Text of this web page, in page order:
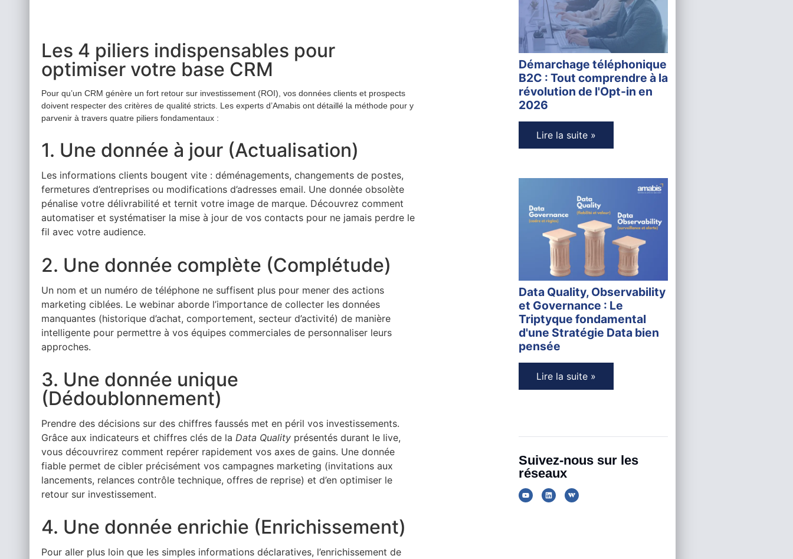
Les 4 piliers indispensables pour
optimiser votre base CRM
Pour qu’un CRM génère un fort retour sur investissement (ROI), vos données clients et prospects
doivent respecter des critères de qualité stricts. Les experts d’Amabis ont détaillé la méthode pour y
parvenir à travers quatre piliers fondamentaux :
1. Une donnée à jour (Actualisation)
Les informations clients bougent vite : déménagements, changements de postes,
fermetures d’entreprises ou modifications d’adresses email. Une donnée obsolète
pénalise votre délivrabilité et ternit votre image de marque. Découvrez comment
automatiser et systématiser la mise à jour de vos contacts pour ne jamais perdre le
fil avec votre audience.
2. Une donnée complète (Complétude)
Un nom et un numéro de téléphone ne suffisent plus pour mener des actions
marketing ciblées. Le webinar aborde l’importance de collecter les données
manquantes (historique d’achat, comportement, secteur d’activité) de manière
intelligente pour permettre à vos équipes commerciales de personnaliser leurs
approches.
3. Une donnée unique
(Dédoublonnement)
Prendre des décisions sur des chiffres faussés met en péril vos investissements.
Grâce aux indicateurs et chiffres clés de la Data Quality présentés durant le live,
vous découvrirez comment repérer rapidement vos axes de gains. Une donnée
fiable permet de cibler précisément vos campagnes marketing (invitations aux
lancements, relances contrôle technique, offres de reprise) et d’en optimiser le
retour sur investissement.
4. Une donnée enrichie (Enrichissement)
Pour aller plus loin que les simples informations déclaratives, l’enrichissement de
Démarchage téléphonique
B2C : Tout comprendre à la
révolution de l'Opt-in en
2026
Lire la suite »
Data Quality, Observability
et Governance : Le
Triptyque fondamental
d'une Stratégie Data bien
pensée
Lire la suite »
Suivez-nous sur les
réseaux